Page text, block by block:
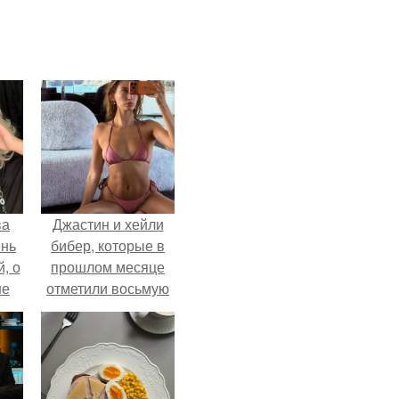
о
Джастин и хейли
бибер, которые в
прошлом месяце
отметили восьмую
годовщину
помолвки, показали
новые фото с
совместного